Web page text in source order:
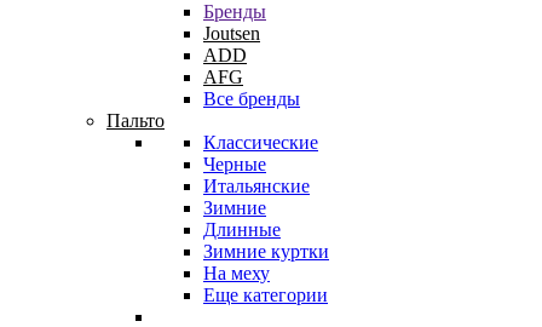
Бренды
Joutsen
ADD
AFG
Все бренды
Пальто
Классические
Черные
Итальянские
Зимние
Длинные
Зимние куртки
На меху
Еще категории